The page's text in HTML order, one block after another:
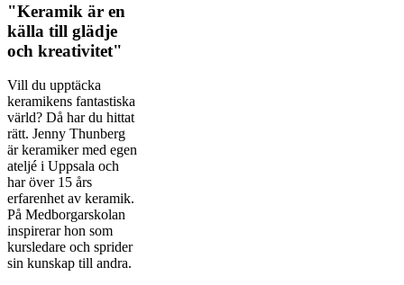
"Keramik är en
källa till glädje
och kreativitet"
Vill du upptäcka
keramikens fantastiska
värld? Då har du hittat
rätt. Jenny Thunberg
är keramiker med egen
ateljé i Uppsala och
har över 15 års
erfarenhet av keramik.
På Medborgarskolan
inspirerar hon som
kursledare och sprider
sin kunskap till andra.